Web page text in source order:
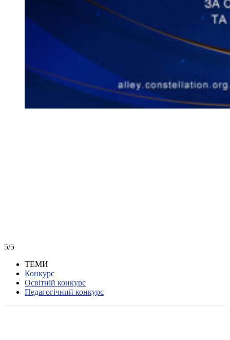
5/5
ТЕМИ
Конкурс
Освітній конкурс
Педагогічний конкурс